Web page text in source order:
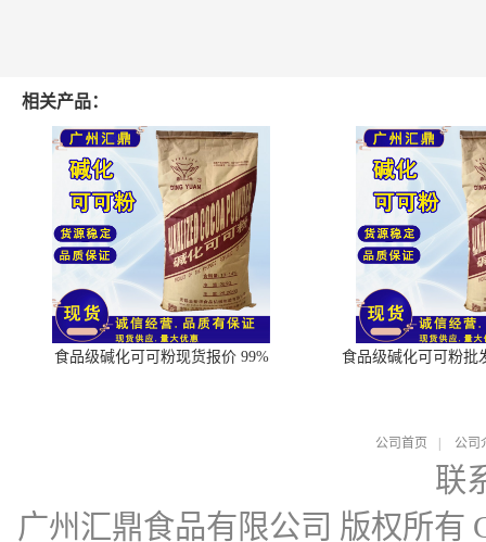
相关产品：
食品级碱化可可粉现货报价 99% 食品级碱化可可粉批
公司首页 公司
联
广州汇鼎食品有限公司 版权所有